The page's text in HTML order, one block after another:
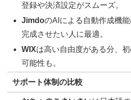
登録や決済設定がスムーズ。
JimdoのAIによる自動作成機
完成させたい人に最適。
WIXは高い自由度がある分、
可能性も。
サポート体制の比較